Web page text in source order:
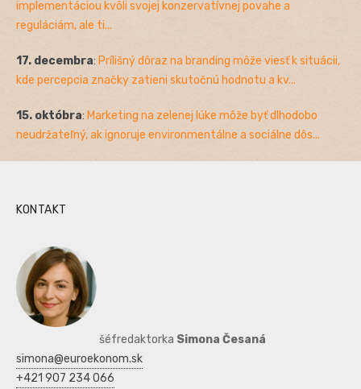
implementáciou kvôli svojej konzervatívnej povahe a
reguláciám, ale ti...
17. decembra: Prílišný dôraz na branding môže viesť k situácii,
kde percepcia značky zatieni skutočnú hodnotu a kv...
15. októbra: Marketing na zelenej lúke môže byť dlhodobo
neudržateľný, ak ignoruje environmentálne a sociálne dôs...
KONTAKT
šéfredaktorka Simona Česaná
simona@euroekonom.sk
+421 907 234 066